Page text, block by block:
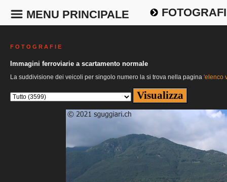
MENU PRINCIPALE
F O T O G R A F I E
Immagini ferroviarie a scartamento normale
La suddivisione dei veicoli per singolo numero la si trova nella pagina 'elenco